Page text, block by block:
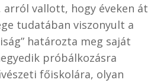
vallott, hogy éveken át
tudatában viszonyult a
határozta meg saját
próbálkozásra
főiskolára, olyan